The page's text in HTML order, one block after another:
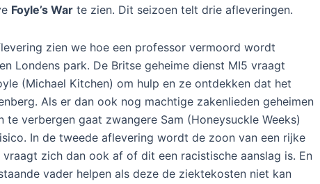
Foyle’s War te zien. Dit seizoen telt drie afleveringen.
zien we hoe een professor vermoord wordt
Londens park. De Britse geheime dienst MI5 vraagt
(Michael Kitchen) om hulp en ze ontdekken dat het
Als er dan ook nog machtige zakenlieden geheimen
verbergen gaat zwangere Sam (Honeysuckle Weeks)
In de tweede aflevering wordt de zoon van een rijke
zich dan ook af of dit een racistische aanslag is. En
vader helpen als deze de ziektekosten niet kan